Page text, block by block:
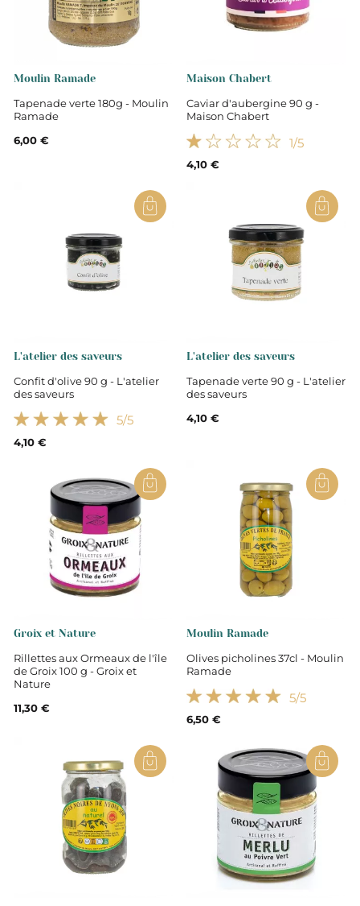
Moulin Ramade
Tapenade verte 180g - Moulin
Ramade
6,00 €
Maison Chabert
Caviar d'aubergine 90 g -
Maison Chabert
1/5
4,10 €
L'atelier des saveurs
Confit d'olive 90 g - L'atelier
des saveurs
5/5
4,10 €
L'atelier des saveurs
Tapenade verte 90 g - L'atelier
des saveurs
4,10 €
Groix et Nature
Rillettes aux Ormeaux de l'île
de Groix 100 g - Groix et
Nature
11,30 €
Moulin Ramade
Olives picholines 37cl - Moulin
Ramade
5/5
6,50 €